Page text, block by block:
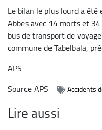
Le bilan le plus lourd a
Abbes avec 14 morts et
bus de transport de
commune de Tabelbala,
APS
SourceAPS Accidents
Lire aussi